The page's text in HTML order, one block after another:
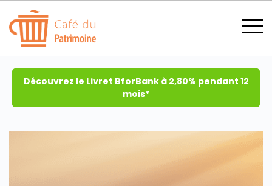
Découvrez le Livret BforBank à 2,80% pendant 12
mois*